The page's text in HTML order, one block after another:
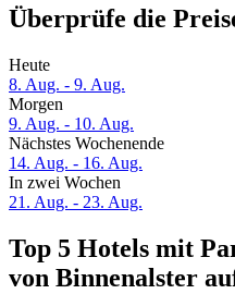
Überprüfe die
Heute
8. Aug. - 9. Aug.
Morgen
9. Aug. - 10. Aug.
Nächstes Wochenende
14. Aug. - 16. Aug.
In zwei Wochen
21. Aug. - 23. Aug.
Top 5 Hotels mit
von Binnenalster